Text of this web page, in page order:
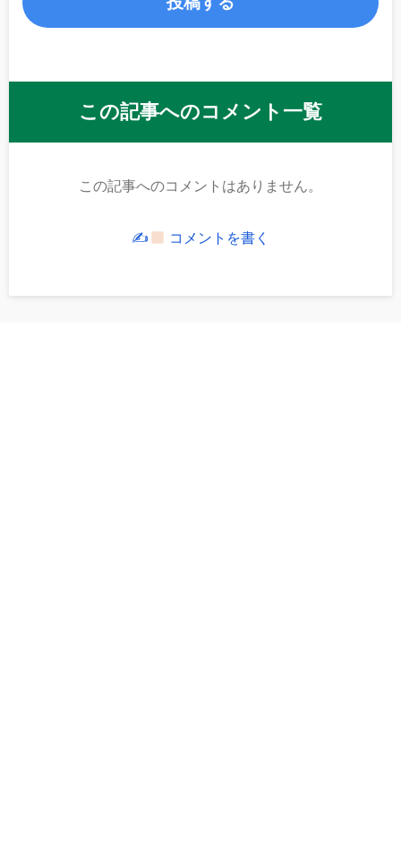
この記事へのコメント一覧
この記事へのコメントはありません。
✍ コメントを書く